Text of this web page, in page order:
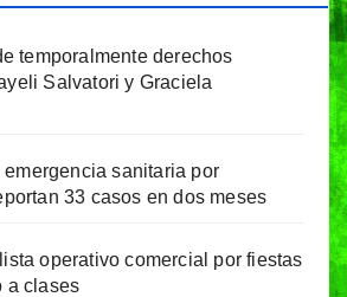
temporalmente derechos
Salvatori y Graciela
emergencia sanitaria por
33 casos en dos meses
operativo comercial por fiestas
a clases